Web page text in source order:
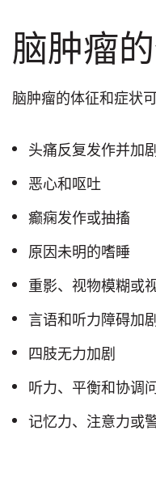
脑肿瘤
脑肿瘤的体征和症状
头痛反复发作并加
恶心和呕吐
癫痫发作或抽搐
原因未明的嗜睡
重影、视物模糊或
言语和听力障碍加
四肢无力加剧
听力、平衡和协调
记忆力、注意力或